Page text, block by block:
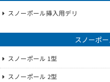
スノーポール挿入用デリ
スノーポ
スノーポール 1型
スノーポール 2型